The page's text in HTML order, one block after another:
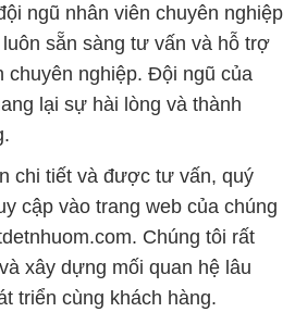
ngũ nhân viên chuyên nghiệp
sẵn sàng tư vấn và hỗ trợ
chuyên nghiệp. Đội ngũ của
lại sự hài lòng và thành
chi tiết và được tư vấn, quý
cập vào trang web của chúng
Chúng tôi rất
xây dựng mối quan hệ lâu
triển cùng khách hàng.